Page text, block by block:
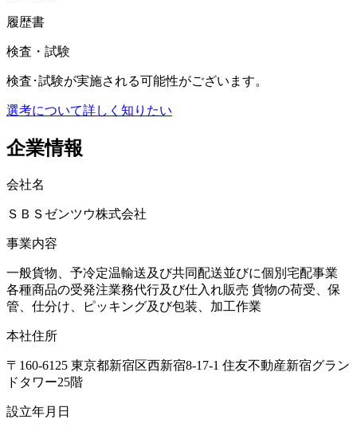
履歴書
検査・試験
検査･試験が実施される可能性がございます。
選考について詳しく知りたい
企業情報
会社名
ＳＢＳゼンツウ株式会社
事業内容
一般貨物、予冷定温輸送及び共同配送並びに個別宅配事業
各種商品の受発注業務代行及び仕入れ販売 貨物の荷受、保
管、仕分け、ピッキング及び包装、加工作業
本社住所
〒160-6125 東京都新宿区西新宿8-17-1 住友不動産新宿グラン
ドタワー25階
設立年月日